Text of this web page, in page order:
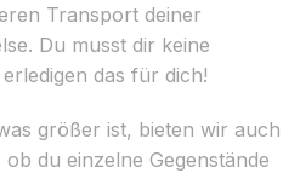
Transport deiner
Du musst dir keine
das für dich!
größer ist, bieten wir auch
du einzelne Gegenstände